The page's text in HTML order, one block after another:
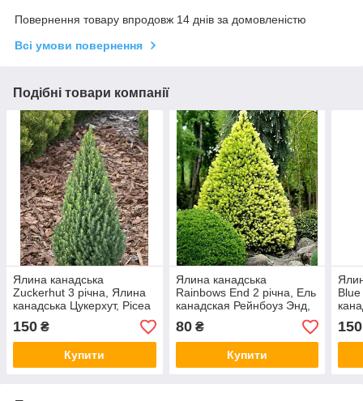
Повернення товару впродовж 14 днів за домовленістю
Всі умови повернення
Подібні товари компанії
Ялина канадська
Zuckerhut 3 річна, Ялина
канадська Цукерхут, Picea
glauca Zuckerhut
150 ₴
Купити
Ялина канадська
Rainbows End 2 річна, Ель
канадская Рейнбоуз Энд,
Picea glauca Rainbow's
End
80₴
Купити
150